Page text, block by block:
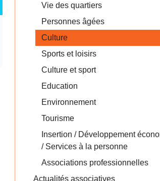
Vie des quartiers
Personnes âgées
Culture
Sports et loisirs
Culture et sport
Education
Environnement
Tourisme
Insertion / Développement
/ Services à la personne
Associations professionnelles
Actualités associatives